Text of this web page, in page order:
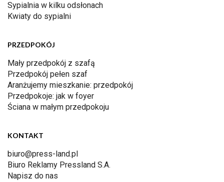
Sypialnia w kilku odsłonach
Kwiaty do sypialni
PRZEDPOKÓJ
Mały przedpokój z szafą
Przedpokój pełen szaf
Aranżujemy mieszkanie: przedpokój
Przedpokoje: jak w foyer
Ściana w małym przedpokoju
KONTAKT
biuro@press-land.pl
Biuro Reklamy Pressland S.A.
Napisz do nas